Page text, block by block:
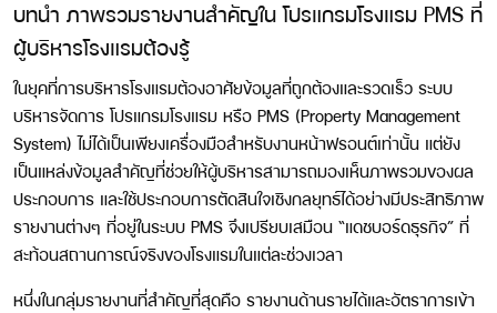
บทนำ ภาพรวมรายงานสำคัญใน โปรแกรมโรงแรม PMS ที่
ผู้บริหารโรงแรมต้องรู้
ในยุคที่การบริหารโรงแรมต้องอาศัยข้อมูลที่ถูกต้องและรวดเร็ว ระบบ
บริหารจัดการ โปรแกรมโรงแรม หรือ PMS (Property Management
System) ไม่ได้เป็นเพียงเครื่องมือสำหรับงานหน้าฟรอนต์เท่านั้น แต่ยัง
เป็นแหล่งข้อมูลสำคัญที่ช่วยให้ผู้บริหารสามารถมองเห็นภาพรวมของผล
ประกอบการ และใช้ประกอบการตัดสินใจเชิงกลยุทธ์ได้อย่างมีประสิทธิภาพ
รายงานต่างๆ ที่อยู่ในระบบ PMS จึงเปรียบเสมือน “แดชบอร์ดธุรกิจ” ที่
สะท้อนสถานการณ์จริงของโรงแรมในแต่ละช่วงเวลา
หนึ่งในกลุ่มรายงานที่สำคัญที่สุดคือ รายงานด้านรายได้และอัตราการเข้า